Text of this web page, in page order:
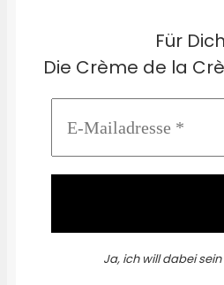
Für
Die Crème de la
Ja, ich will dabei